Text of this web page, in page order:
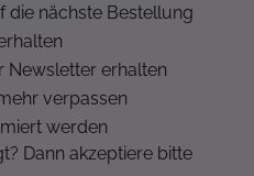
die nächste Bestellung
Newsletter erhalten
verpassen
werden
Dann akzeptiere bitte